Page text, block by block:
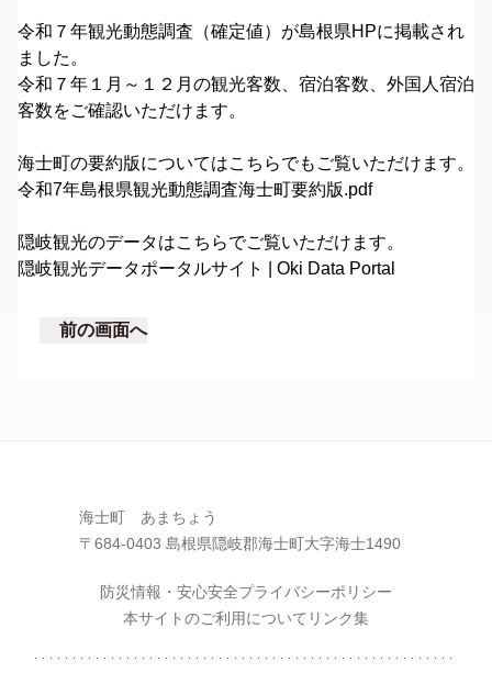
令和７年観光動態調査（確定値）が島根県HPに掲載され
ました。
令和７年１月～１２月の観光客数、宿泊客数、外国人宿泊
客数をご確認いただけます。
海士町の要約版についてはこちらでもご覧いただけます。
令和7年島根県観光動態調査海士町要約版.pdf
隠岐観光のデータはこちらでご覧いただけます。
隠岐観光データポータルサイト | Oki Data Portal
前の画面へ
海士町 あまちょう
〒684-0403 島根県隠岐郡海士町大字海士1490
防災情報・安心安全プライバシーポリシー
本サイトのご利用について リンク集